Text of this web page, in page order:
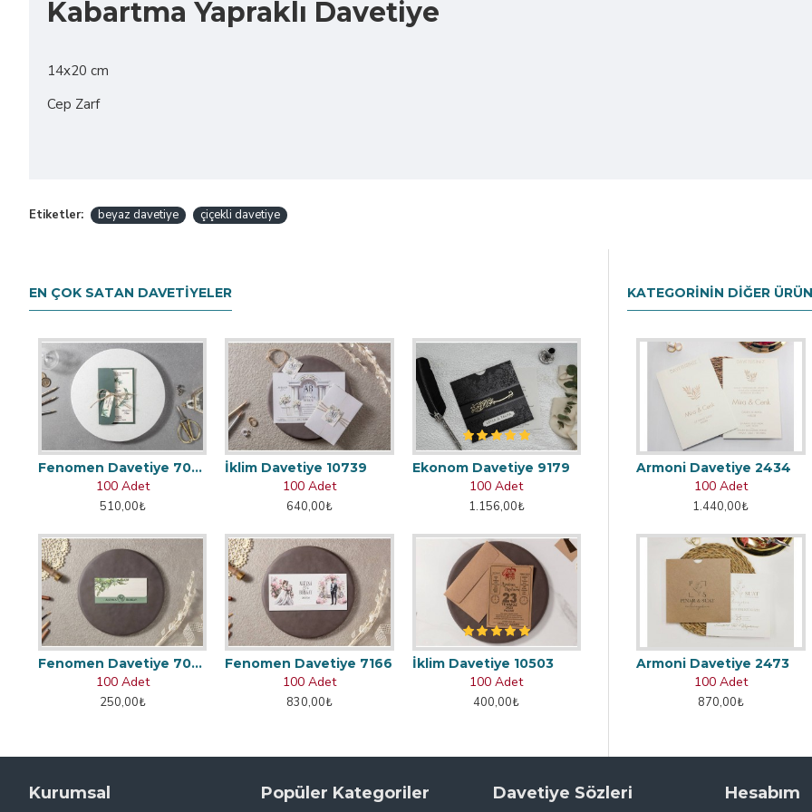
Kabartma Yapraklı Davetiye
14x20 cm
Cep Zarf
Etiketler: beyaz davetiye çiçekli davetiye
EN ÇOK SATAN DAVETIYELER
Fenomen Davetiye 7002
100 Adet
510,00₺
İklim Davetiye 10739
100 Adet
640,00₺
Ekonom Davetiye 9179
100 Adet
1.156,00₺
Fenomen Davetiye 7048
100 Adet
250,00₺
Fenomen Davetiye 7166
100 Adet
830,00₺
İklim Davetiye 10503
100 Adet
400,00₺
KATEGORININ DIĞER
Armoni Davetiye 2434
100 Adet
1.440,00₺
Armoni Davetiye 2473
100 Adet
870,00₺
Kurumsal Popüler Kategoriler Davetiye Sözleri Hesabım